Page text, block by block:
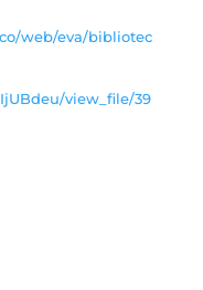
web/eva/bibliotec
view_file/39